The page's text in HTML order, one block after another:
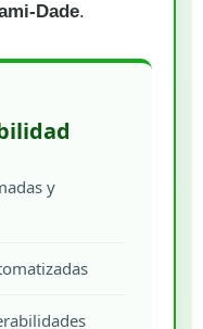
Dade.
y